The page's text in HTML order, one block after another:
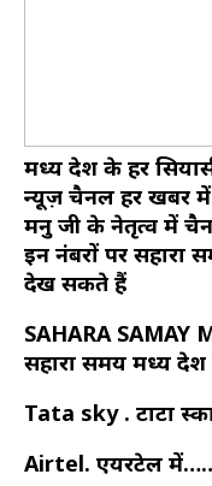
मध्य प्रदेश के हर
न्यूज़ चैनल हर खबर
मनु जी के नेतृत्व में
इन नंबरों पर सहारा
देख सकते हैं
SAHARA SAMAY
सहारा समय मध्य
Tata sky . टाटा
Airtel. एयरटेल